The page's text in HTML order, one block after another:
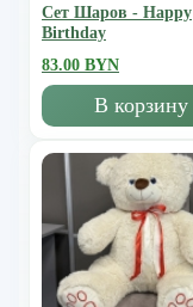
Сет Шаров - Happy
Birthday
83.00 BYN
В корзину